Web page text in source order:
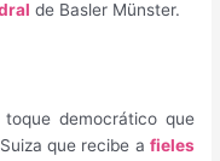
de Basler Münster.
democrático que
que recibe a fieles